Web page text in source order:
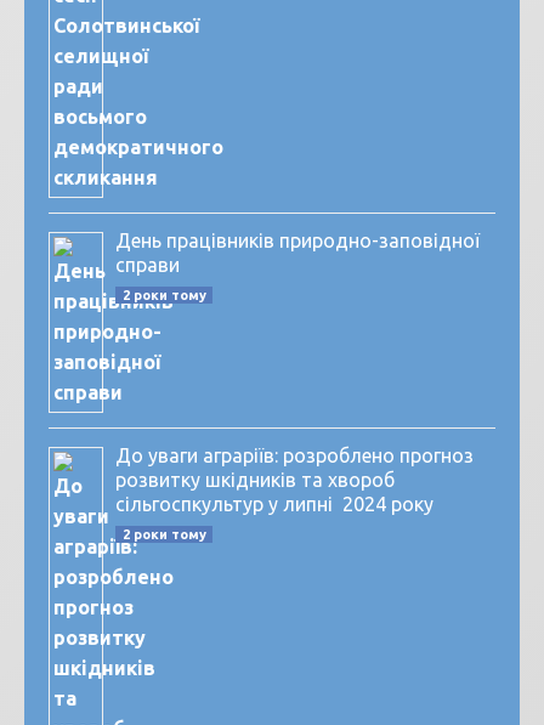
День працівників природно-заповідної
справи
2 роки тому
До уваги аграріїв: розроблено прогноз
розвитку шкідників та хвороб
сільгоспкультур у липні 2024 року
2 роки тому